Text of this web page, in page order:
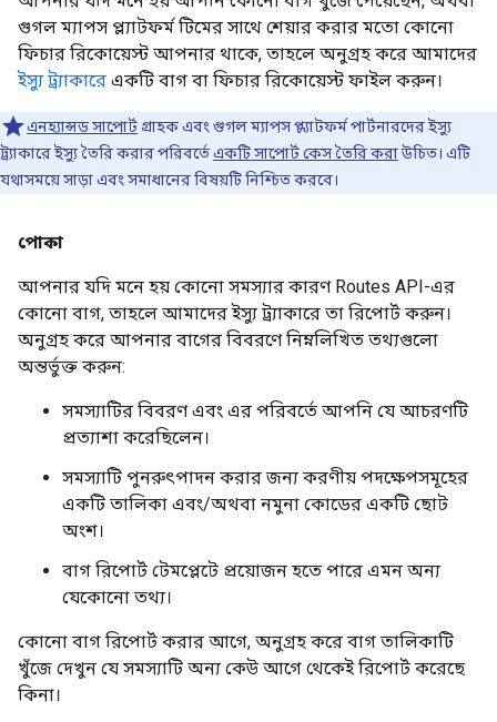
গুগল ম্যাপস প্ল্যাটফর্ম টিমের সাথে শেয়ার করার মতো কোনো
ফিচার রিকোয়েস্ট আপনার থাকে, তাহলে অনুগ্রহ করে আমাদের
ইস্যু ট্র্যাকারে একটি বাগ বা ফিচার রিকোয়েস্ট ফাইল করুন।
এনহ্যান্সড সাপোর্ট গ্রাহক এবং গুগল ম্যাপস প্ল্যাটফর্ম পার্টনারদের ইস্যু
ট্র্যাকারে ইস্যু তৈরি করার পরিবর্তে একটি সাপোর্ট কেস তৈরি করাউচিত। এটি
যথাসময়ে সাড়া এবং সমাধানের বিষয়টি নিশ্চিত করবে।
পোকা
আপনার যদি মনে হয় কোনো সমস্যার কারণ Routes API-এর
কোনো বাগ, তাহলে আমাদের ইস্যু ট্র্যাকারে তা রিপোর্ট করুন।
অনুগ্রহ করে আপনার বাগের বিবরণে নিম্নলিখিত তথ্যগুলো
অন্তর্ভুক্ত করুন:
সমস্যাটির বিবরণ এবং এর পরিবর্তে আপনি যে আচরণটি
প্রত্যাশা করেছিলেন।
সমস্যাটি পুনরুৎপাদন করার জন্য করণীয় পদক্ষেপসমূহের
একটি তালিকা এবং/অথবা নমুনা কোডের একটি ছোট
অংশ।
বাগ রিপোর্ট টেমপ্লেটে প্রয়োজন হতে পারে এমন অন্য
যেকোনো তথ্য।
কোনো বাগ রিপোর্ট করার আগে, অনুগ্রহ করে বাগ তালিকাটি
খুঁজে দেখুন যে সমস্যাটি অন্য কেউ আগে থেকেই রিপোর্ট করেছে
কিনা।